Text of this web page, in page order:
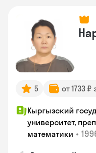
5 от 1733 ₽
Кыргызский
университет,
математики •